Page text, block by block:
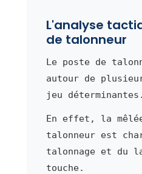
L'analyse
de talonneur
Le poste de
autour de
jeu déterminantes.
En effet, la
talonneur est
talonnage et du
touche.